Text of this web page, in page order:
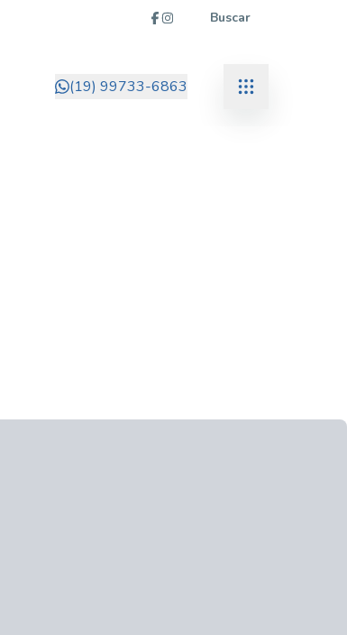
Buscar
(19) 99733-6863